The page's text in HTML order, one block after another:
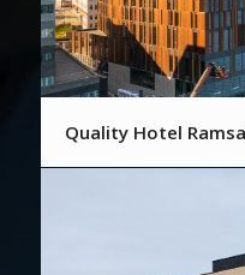
Quality Hotel